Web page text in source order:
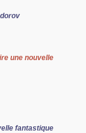
une nouvelle
fantastique